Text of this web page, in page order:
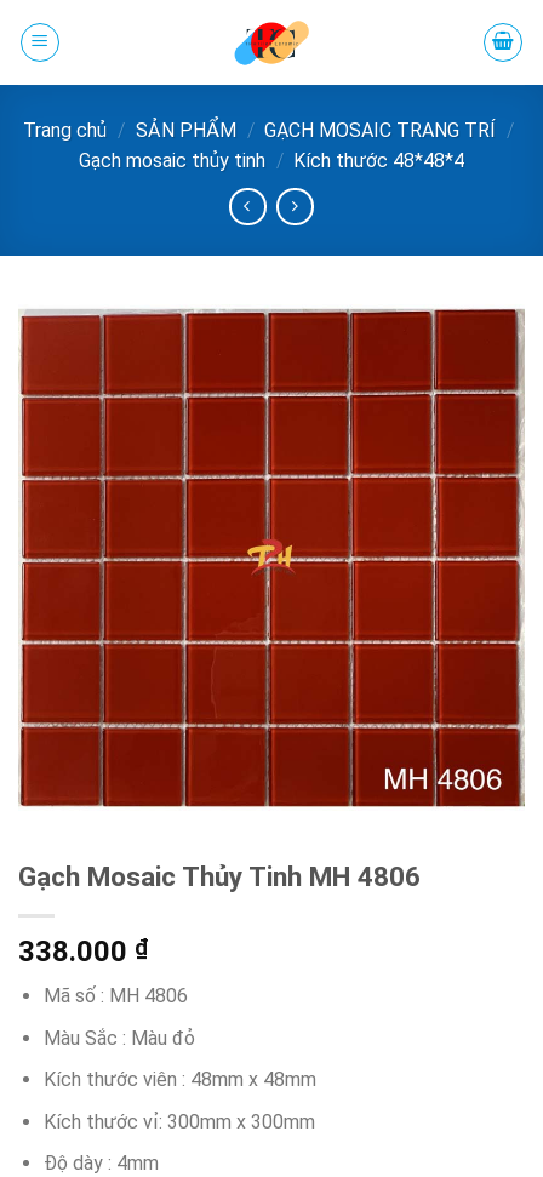
đến
dungTrang chủ / SẢN PHẨM / GẠCH MOSAIC TRANG TRÍ /
Gạch mosaic thủy tinh / Kích thước 48*48*4
Gạch Mosaic Thủy Tinh MH 4806
338.000 ₫
Mã số : MH 4806
Màu Sắc : Màu đỏ
Kích thước viên : 48mm x 48mm
Kích thước vỉ: 300mm x 300mm
Độ dày : 4mm